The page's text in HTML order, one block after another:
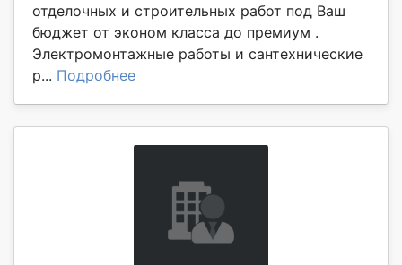
отделочных и строительных работ под Ваш
бюджет от эконом класса до премиум .
Электромонтажные работы и сантехнические
р... Подробнее